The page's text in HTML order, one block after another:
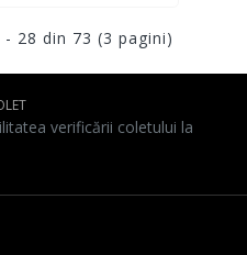
28 din 73 (3 pagini)
verificării coletului la